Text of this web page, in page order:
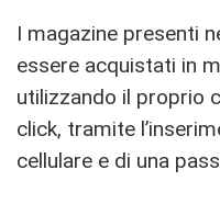
I magazine presenti
essere acquistati in
utilizzando il proprio
click, tramite
cellulare e di una